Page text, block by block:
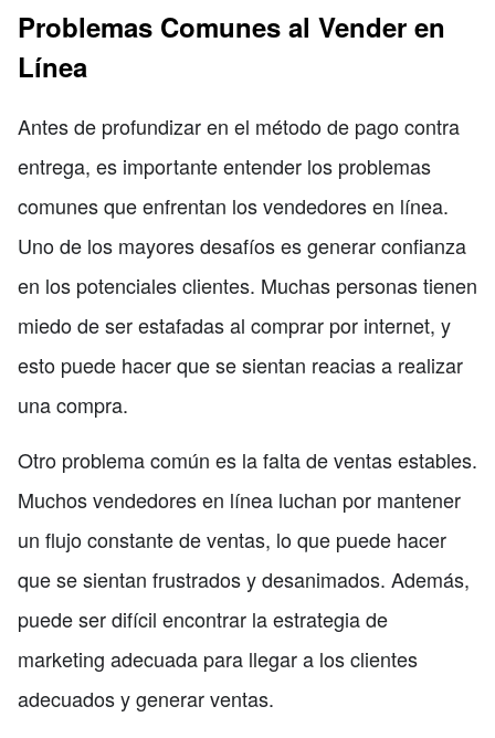
Problemas Comunes al Vender en
Línea
Antes de profundizar en el método de pago contra
entrega, es importante entender los problemas
comunes que enfrentan los vendedores en línea.
Uno de los mayores desafíos es generar confianza
en los potenciales clientes. Muchas personas tienen
miedo de ser estafadas al comprar por internet, y
esto puede hacer que se sientan reacias a realizar
una compra.
Otro problema común es la falta de ventas estables.
Muchos vendedores en línea luchan por mantener
un flujo constante de ventas, lo que puede hacer
que se sientan frustrados y desanimados. Además,
puede ser difícil encontrar la estrategia de
marketing adecuada para llegar a los clientes
adecuados y generar ventas.